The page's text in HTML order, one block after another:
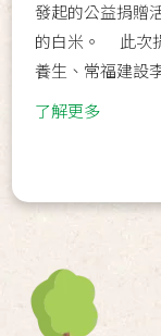
發起的公益捐贈
的白米。 此次
養生、常福建設
了解更多